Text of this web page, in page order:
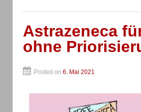
Astrazeneca
ohne
Posted on 6. Mai 2021